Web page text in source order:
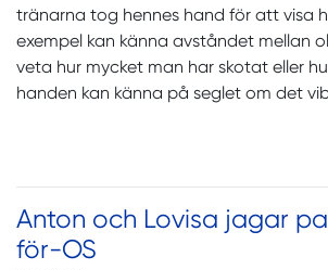
tränarna tog hennes hand för att visa
exempel kan känna avståndet mellan
veta hur mycket man har skotat eller
handen kan känna på seglet om det
Anton och Lovisa jagar
för-OS